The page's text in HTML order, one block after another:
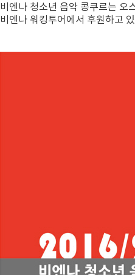
비엔나 청소년 음악 콩쿠르는 오
비엔나 워킹투어에서 후원하고